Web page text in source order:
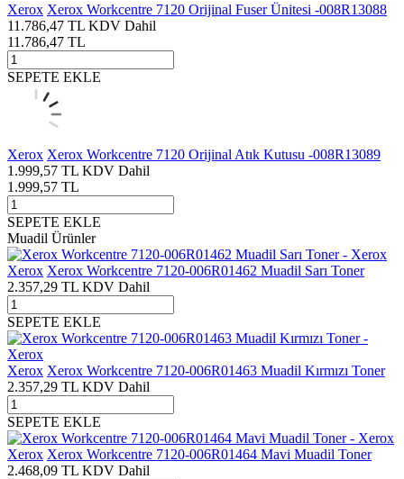
Xerox Xerox Workcentre 7120 Orijinal Fuser Ünitesi -008R13088
11.786,47 TL KDV Dahil
11.786,47 TL
SEPETE EKLE
Xerox Xerox Workcentre 7120 Orijinal Atık Kutusu -008R13089
1.999,57 TL KDV Dahil
1.999,57 TL
SEPETE EKLE
Muadil Ürünler
Xerox Xerox Workcentre 7120-006R01462 Muadil Sarı Toner
2.357,29 TL KDV Dahil
SEPETE EKLE
Xerox Xerox Workcentre 7120-006R01463 Muadil Kırmızı Toner
2.357,29 TL KDV Dahil
SEPETE EKLE
Xerox Xerox Workcentre 7120-006R01464 Mavi Muadil Toner
2.468,09 TL KDV Dahil